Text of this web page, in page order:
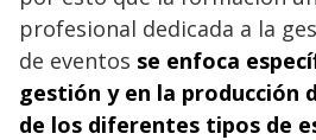
profesional dedicada a la
de eventos se enfoca
gestión y en la producción
de los diferentes tipos de